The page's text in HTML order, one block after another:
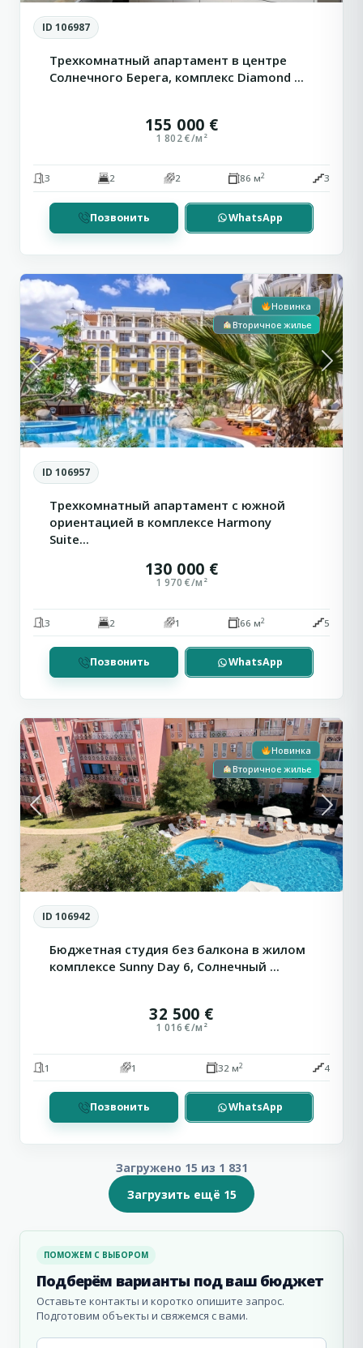
ID 106987
Трехкомнатный апартамент в центре
Солнечного Берега, комплекс Diamond ...
155 000 €
1 802 €/м²
3 2 2 86 м2 3
Позвонить WhatsApp
Берег
Previous Next
Новинка
Вторичное жилье
ID 106957
Трехкомнатный апартамент с южной
ориентацией в комплексе Harmony
Suite...
130 000 €
1 970 €/м²
3 2 1 66 м2 5
Позвонить WhatsApp
Берег
Previous Next
Новинка
Вторичное жилье
ID 106942
Бюджетная студия без балкона в жилом
комплексе Sunny Day 6, Солнечный ...
32 500 €
1 016 €/м²
1 1 32 м2 4
Позвонить WhatsApp
Загружено 15 из 1 831
Загрузить ещё 15
ПОМОЖЕМ С ВЫБОРОМ
Подберём варианты под ваш бюджет
Оставьте контакты и коротко опишите запрос.
Подготовим объекты и свяжемся с вами.